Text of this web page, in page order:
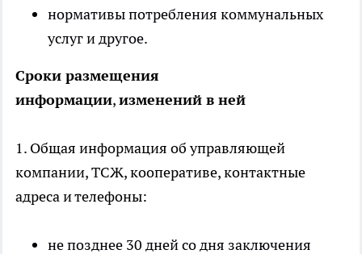
нормативы потребления коммунальных
услуг и другое.
Сроки размещения
информации,изменений в ней
1. Общая информация об управляющей
компании, ТСЖ, кооперативе, контактные
адреса и телефоны:
не позднее 30 дней со дня заключения